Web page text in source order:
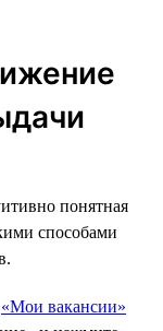
понятная
способами
«Мои вакансии»